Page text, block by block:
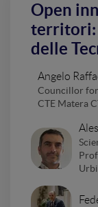
Open
territori:
delle
Angelo
Councillor for
CTE Matera